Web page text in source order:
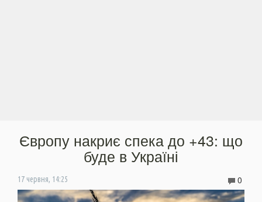
Європу накриє спека до +43: що
буде в Україні
17 червня, 14:25 0